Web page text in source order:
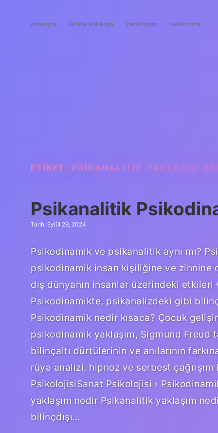
Anasayfa Gizlilik Politikası Yasal Uyarı Hakkımızda
ETIKET: PSIKANALITIK YAKLAŞIM
Psikanalitik
Tarih: Eylül 29, 2024
Psikodinamik ve psikanalitik aynı mı?
psikodinamik insan kişiliğine ve zihnine
dış dünyanın insanlar üzerindeki
Psikodinamikte, psikanalizdeki gibi
Psikodinamik nedir kısaca? Çocuk
psikodinamik yaklaşım, Sigmund
bilinçaltı dürtülerinin ve anılarının
rüya analizi, hipnoz ve serbest
PsikolojisiSanat Psikolojisi ›
yaklaşım nedir Psikanalitik yaklaşım
bilinçdışı…